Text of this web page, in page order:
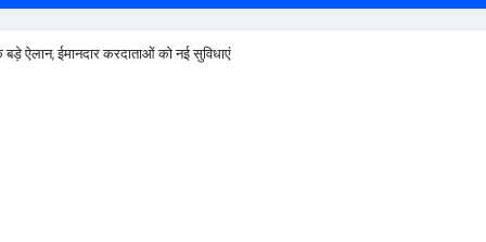
17 किलो संदिग्ध मांस बरामद
बड़े ऐलान, ईमानदार करदाताओं को नई सुविधाएं